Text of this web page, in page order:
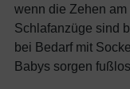
wenn die Zehen
Schlafanzüge sind
bei Bedarf mit
Babys sorgen